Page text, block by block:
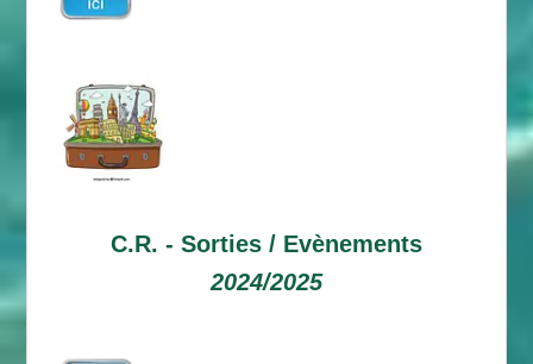
C.R. - Sorties / Evènements
2024/2025